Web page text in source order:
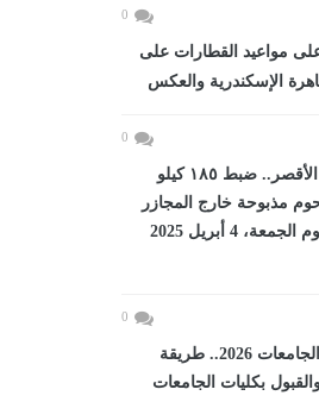
0
مواعيد القطارات على
الإسكندرية والعكس
0
بيطرى الأقصر.. ضبط ١٨٥ كيلو
مذبوحة خارج المجازر
الحكومية بإسنااليوم الجمعة، 4 أبريل 2025
0
تنسيق الجامعات 2026.. طريقة
والقبول بكليات الجامعات